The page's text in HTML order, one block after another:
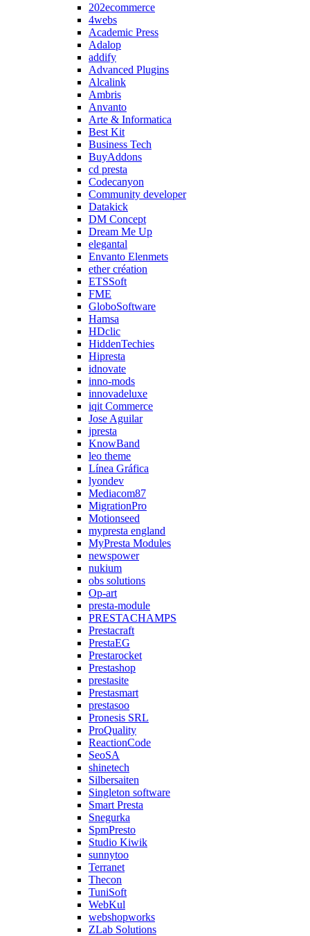
202ecommerce
4webs
Academic Press
Adalop
addify
Advanced Plugins
Alcalink
Ambris
Anvanto
Arte & Informatica
Best Kit
Business Tech
BuyAddons
cd presta
Codecanyon
Community developer
Datakick
DM Concept
Dream Me Up
elegantal
Envanto Elenmets
ether création
ETSSoft
FME
GloboSoftware
Hamsa
HDclic
HiddenTechies
Hipresta
idnovate
inno-mods
innovadeluxe
iqit Commerce
Jose Aguilar
jpresta
KnowBand
leo theme
Línea Gráfica
lyondev
Mediacom87
MigrationPro
Motionseed
mypresta england
MyPresta Modules
newspower
nukium
obs solutions
Op-art
presta-module
PRESTACHAMPS
Prestacraft
PrestaEG
Prestarocket
Prestashop
prestasite
Prestasmart
prestasoo
Pronesis SRL
ProQuality
ReactionCode
SeoSA
shinetech
Silbersaiten
Singleton software
Smart Presta
Snegurka
SpmPresto
Studio Kiwik
sunnytoo
Terranet
Thecon
TuniSoft
WebKul
webshopworks
ZLab Solutions